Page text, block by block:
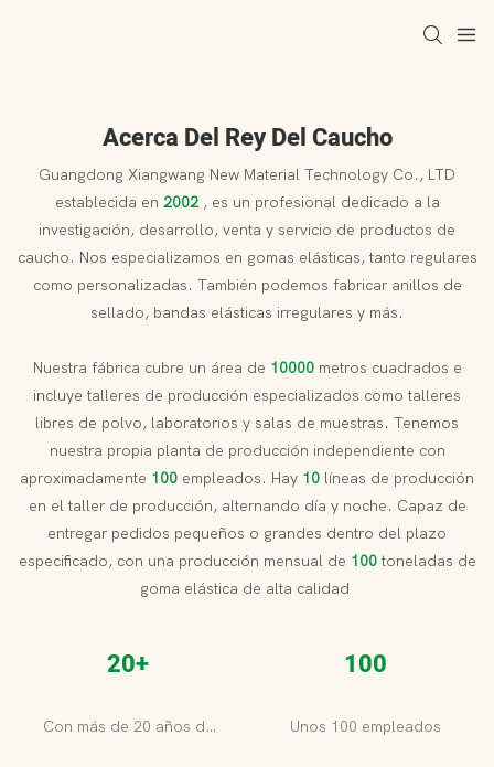
Acerca Del Rey Del Caucho
Guangdong Xiangwang New Material Technology Co., LTD
establecida en 2002 , es un profesional dedicado a la
investigación, desarrollo, venta y servicio de productos de
caucho. Nos especializamos en gomas elásticas, tanto regulares
como personalizadas. También podemos fabricar anillos de
sellado, bandas elásticas irregulares y más.
Nuestra fábrica cubre un área de 10000 metros cuadrados e
incluye talleres de producción especializados como talleres
libres de polvo, laboratorios y salas de muestras. Tenemos
nuestra propia planta de producción independiente con
aproximadamente 100 empleados. Hay 10 líneas de producción
en el taller de producción, alternando día y noche. Capaz de
entregar pedidos pequeños o grandes dentro del plazo
especificado, con una producción mensual de 100 toneladas de
goma elástica de alta calidad
20+
Con más de 20 años de
100
Unos 100 empleados